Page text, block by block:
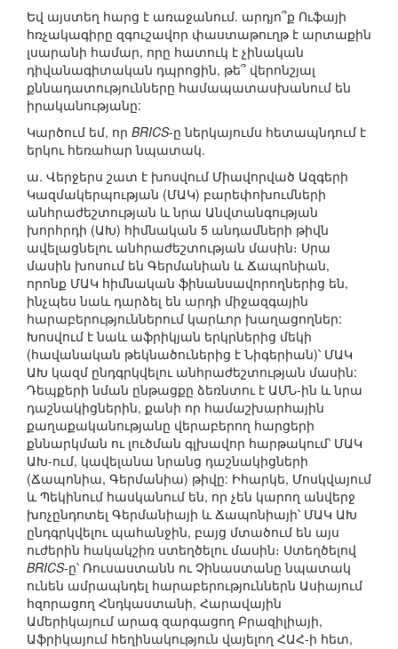
Եվ այստեղ հարց է առաջանում. արդյո՞ք Ուֆայի
հռչակագիրը զգուշավոր փաստաթուղթ է արտաքին
լսարանի համար, որը հատուկ է չինական
դիվանագիտական դպրոցին, թե՞ վերոնշյալ
քննադատությունները համապատասխանում են
իրականությանը:
Կարծում եմ, որ BRICS-ը ներկայումս հետապնդում է
երկու հեռահար նպատակ.
ա. Վերջերս շատ է խոսվում Միավորված Ազգերի
Կազմակերպության (ՄԱԿ) բարեփոխումների
անհրաժեշտության և նրա Անվտանգության
խորհրդի (ԱԽ) հիմնական 5 անդամների թիվն
ավելացնելու անհրաժեշտության մասին։ Սրա
մասին խոսում են Գերմանիան և Ճապոնիան,
որոնք ՄԱԿ հիմնական ֆինանսավորողներից են,
ինչպես նաև դարձել են արդի միջազգային
հարաբերություններում կարևոր խաղացողներ:
Խոսվում է նաև աֆրիկյան երկրներից մեկի
(հավանական թեկնածուներից է Նիգերիան)՝ ՄԱԿ
ԱԽ կազմ ընդգրկվելու անհրաժեշտության մասին:
Դեպքերի նման ընթացքը ձեռնտու է ԱՄՆ-ին և նրա
դաշնակիցներին, քանի որ համաշխարհային
քաղաքականությանը վերաբերող հարցերի
քննարկման ու լուծման գլխավոր հարթակում՝ ՄԱԿ
ԱԽ-ում, կավելանա նրանց դաշնակիցների
(Ճապոնիա, Գերմանիա) թիվը: Իհարկե, Մոսկվայում
և Պեկինում հասկանում են, որ չեն կարող անվերջ
խոչընդոտել Գերմանիայի և Ճապոնիայի՝ ՄԱԿ ԱԽ
ընդգրկվելու պահանջին, բայց մտածում են այս
ուժերին հակակշիռ ստեղծելու մասին։ Ստեղծելով
BRICS-ը՝ Ռուսաստանն ու Չինաստանը նպատակ
ունեն ամրապնդել հարաբերություններն Ասիայում
հզորացող Հնդկաստանի, Հարավային
Ամերիկայում արագ զարգացող Բրազիլիայի,
Աֆրիկայում հեղինակություն վայելող ՀԱՀ-ի հետ,